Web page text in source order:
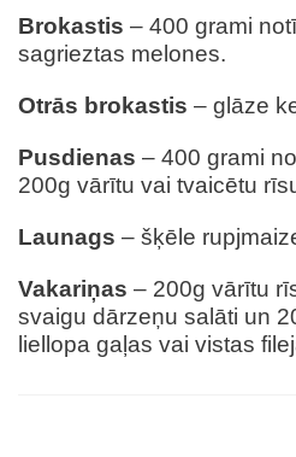
Brokastis – 400 grami
sagrieztas melones.
Otrās brokastis – glāze
Pusdienas – 400 grami
200g vārītu vai tvaicētu
Launags – šķēle
Vakariņas – 200g vārītu
svaigu dārzeņu salāti un
liellopa gaļas vai vistas